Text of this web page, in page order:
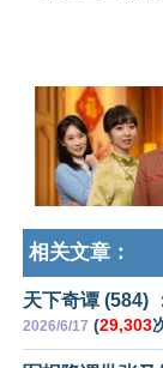
相关文章：
天下奇谭 (584)
2026/6/17 (29,303